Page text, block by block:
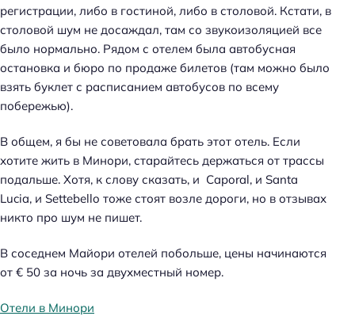
регистрации, либо в гостиной, либо в столовой. Кстати, в
столовой шум не досаждал, там со звукоизоляцией все
было нормально. Рядом с отелем была автобусная
остановка и бюро по продаже билетов (там можно было
взять буклет с расписанием автобусов по всему
побережью).
В общем, я бы не советовала брать этот отель. Если
хотите жить в Минори, старайтесь держаться от трассы
подальше. Хотя, к слову сказать, и Caporal, и Santa
Lucia, и Settebello тоже стоят возле дороги, но в отзывах
никто про шум не пишет.
В соседнем Майори отелей побольше, цены начинаются
от € 50 за ночь за двухместный номер.
Отели в Минори